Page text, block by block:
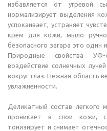
избавляется от угревой
нормализирует выделения
успокаивает, устраняет
крем для кожи, мыло
безопасного загара это один
Природные свойства УФ-
воздействие солнечных
вокруг глаз. Нежная область
увлажненности.
Деликатный состав легкого
проникает в слои кожи,
тонизирует и снимает